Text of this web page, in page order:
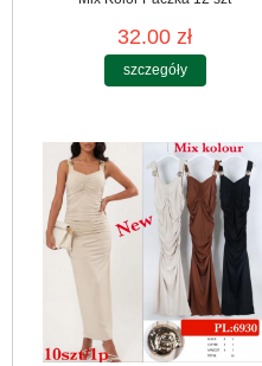
32.00 zł
szczegóły